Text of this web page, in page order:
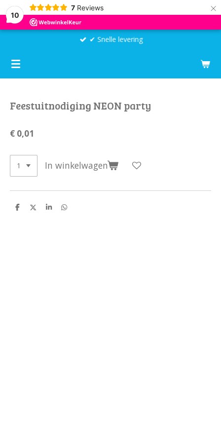
10
7 Reviews ×
✔ Snelle levering
Feestuitnodiging NEON party
€ 0,01
In winkelwagen
D
D
S
D